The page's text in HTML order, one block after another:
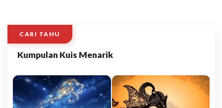
CARI TAHU
Kumpulan Kuis Menarik